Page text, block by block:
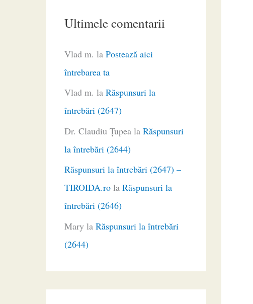
Ultimele comentarii
Vlad m. la Postează aici
întrebarea ta
Vlad m. la Răspunsuri la
întrebări (2647)
Dr. Claudiu Ţupea la Răspunsuri
la întrebări (2644)
Răspunsuri la întrebări (2647) –
TIROIDA.ro la Răspunsuri la
întrebări (2646)
Mary la Răspunsuri la întrebări
(2644)